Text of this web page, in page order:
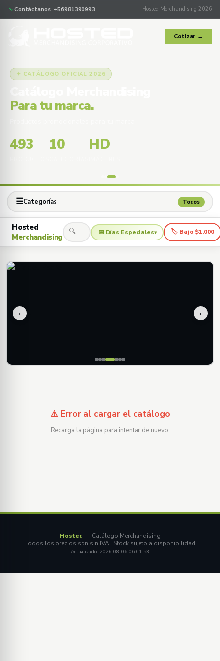
Contáctanos +56981390993 Hosted Merchandising 2026
Cotizar →
✦ CATÁLOGO OFICIAL 2026
Para tu marca.
493 10 HD
☰Categorías Todos
Hosted
Merchandising
🔍 📅 Días Especiales▾ 🏷 Bajo $1.000
‹ ›
⚠️ Error al cargar el catálogo
Recarga la página para intentar de nuevo.
Hosted — Catálogo Merchandising
Todos los precios son sin IVA · Stock sujeto a disponibilidad
Actualizado: 2026-08-06 06:01:53